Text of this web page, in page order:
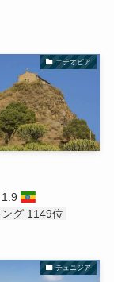
エチオピア
1.9
グ 1149位
チュニジア